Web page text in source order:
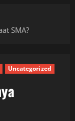
SMA?
Uncategorized